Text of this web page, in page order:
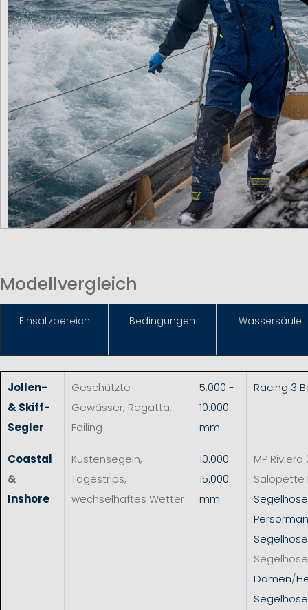
Modellvergleich
Einsatzbereich Bedingungen Wassersäule
Jollen-
& Skiff-
Segler
Geschützte
Gewässer, Regatta,
Foiling
5.000 -
10.000
mm
Racing 3
Coastal
&
Inshore
Küstensegeln,
Tagestrips,
wechselhaftes Wetter
10.000 -
15.000
mm
MP Riviera
Salopette
Segelhose
Damen/